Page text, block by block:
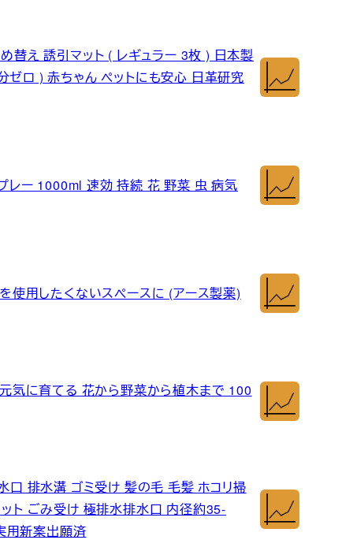
替え 誘引マット ( レギュラー 3枚 ) 日本製
ロ ) 赤ちゃん ペットにも安心 日革研究
レー 1000ml 速効 持続 花 野菜 虫 病気
使用したくないスペースに (アース製薬)
気に育てる 花から野菜から植木まで 100
口 排水溝 ゴミ受け 髪の毛 毛髪 ホコリ掃
ト ごみ受け 極排水排水口 内径約35-
用新案出願済